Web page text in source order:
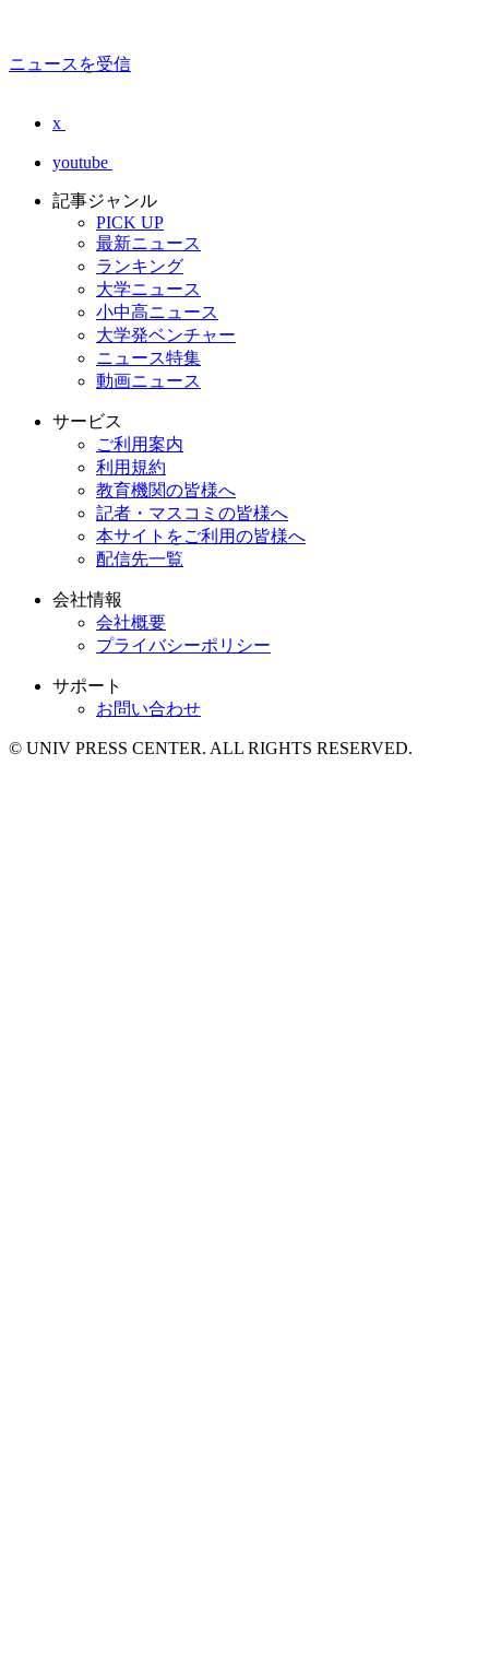
ニュースを受信
x
youtube
記事ジャンル
PICK UP
最新ニュース
ランキング
大学ニュース
小中高ニュース
大学発ベンチャー
ニュース特集
動画ニュース
サービス
ご利用案内
利用規約
教育機関の皆様へ
記者・マスコミの皆様へ
本サイトをご利用の皆様へ
配信先一覧
会社情報
会社概要
プライバシーポリシー
サポート
お問い合わせ
© UNIV PRESS CENTER. ALL RIGHTS RESERVED.